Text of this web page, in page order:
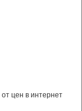
цен в интернет